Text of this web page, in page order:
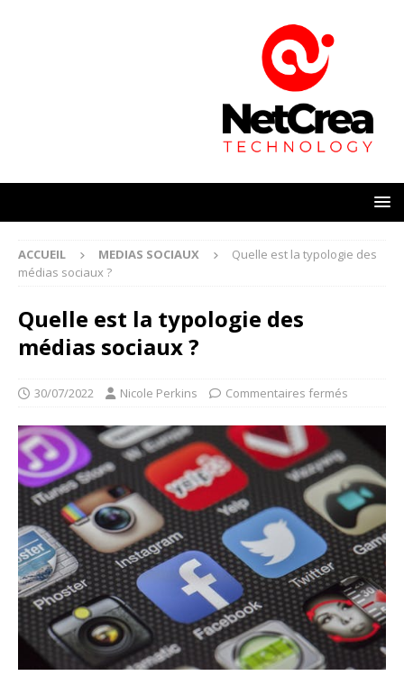
ACCUEIL MEDIAS SOCIAUX
Quelle est la typologie des
médias sociaux ?
Quelle est la typologie des
médias sociaux ?
30/07/2022 Nicole Perkins Commentaires fermés